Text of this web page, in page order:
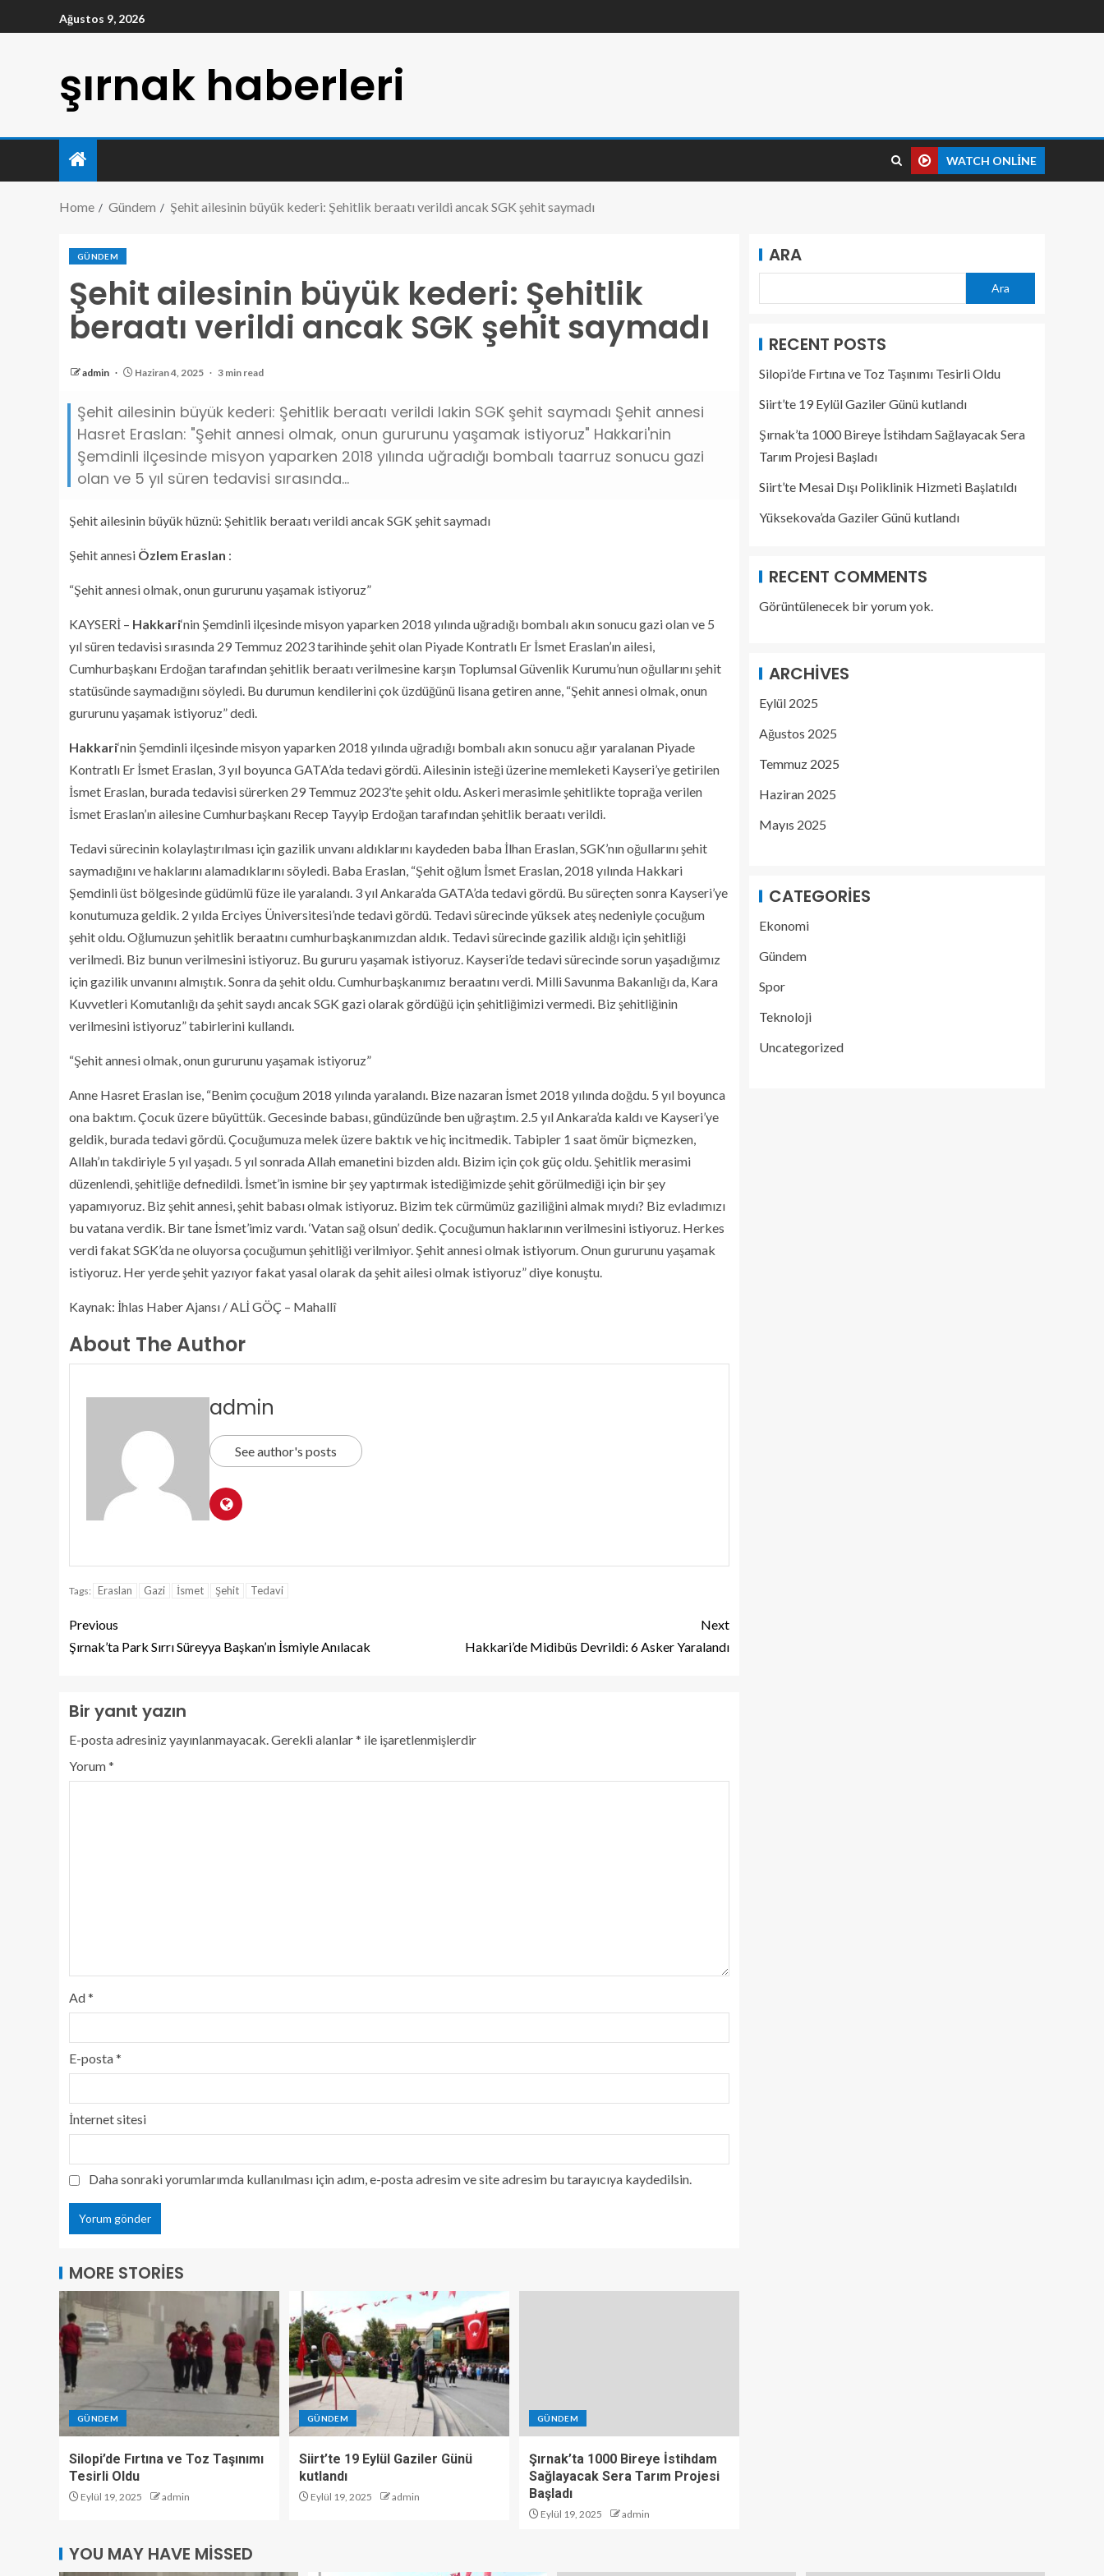
Ağustos 9, 2026
şırnak haberleri
WATCH ONLINE
Home Gündem Şehit ailesinin büyük kederi: Şehitlik beraatı verildi ancak SGK şehit saymadı
GÜNDEM
Şehit ailesinin büyük kederi: Şehitlik
beraatı verildi ancak SGK şehit saymadı
admin Haziran 4, 2025 3 min read
Şehit ailesinin büyük kederi: Şehitlik beraatı verildi lakin SGK şehit saymadı Şehit annesi
Hasret Eraslan: "Şehit annesi olmak, onun gururunu yaşamak istiyoruz" Hakkari'nin
Şemdinli ilçesinde misyon yaparken 2018 yılında uğradığı bombalı taarruz sonucu gazi
olan ve 5 yıl süren tedavisi sırasında...
Şehit ailesinin büyük hüznü: Şehitlik beraatı verildi ancak SGK şehit saymadı
Şehit annesi Özlem Eraslan :
“Şehit annesi olmak, onun gururunu yaşamak istiyoruz”
KAYSERİ – Hakkari‘nin Şemdinli ilçesinde misyon yaparken 2018 yılında uğradığı bombalı akın sonucu gazi olan ve 5
yıl süren tedavisi sırasında 29 Temmuz 2023 tarihinde şehit olan Piyade Kontratlı Er İsmet Eraslan’ın ailesi,
Cumhurbaşkanı Erdoğan tarafından şehitlik beraatı verilmesine karşın Toplumsal Güvenlik Kurumu’nun oğullarını şehit
statüsünde saymadığını söyledi. Bu durumun kendilerini çok üzdüğünü lisana getiren anne, “Şehit annesi olmak, onun
gururunu yaşamak istiyoruz” dedi.
Hakkari‘nin Şemdinli ilçesinde misyon yaparken 2018 yılında uğradığı bombalı akın sonucu ağır yaralanan Piyade
Kontratlı Er İsmet Eraslan, 3 yıl boyunca GATA’da tedavi gördü. Ailesinin isteği üzerine memleketi Kayseri’ye getirilen
İsmet Eraslan, burada tedavisi sürerken 29 Temmuz 2023’te şehit oldu. Askeri merasimle şehitlikte toprağa verilen
İsmet Eraslan’ın ailesine Cumhurbaşkanı Recep Tayyip Erdoğan tarafından şehitlik beraatı verildi.
Tedavi sürecinin kolaylaştırılması için gazilik unvanı aldıklarını kaydeden baba İlhan Eraslan, SGK’nın oğullarını şehit
saymadığını ve haklarını alamadıklarını söyledi. Baba Eraslan, “Şehit oğlum İsmet Eraslan, 2018 yılında Hakkari
Şemdinli üst bölgesinde güdümlü füze ile yaralandı. 3 yıl Ankara’da GATA’da tedavi gördü. Bu süreçten sonra Kayseri’ye
konutumuza geldik. 2 yılda Erciyes Üniversitesi’nde tedavi gördü. Tedavi sürecinde yüksek ateş nedeniyle çocuğum
şehit oldu. Oğlumuzun şehitlik beraatını cumhurbaşkanımızdan aldık. Tedavi sürecinde gazilik aldığı için şehitliği
verilmedi. Biz bunun verilmesini istiyoruz. Bu gururu yaşamak istiyoruz. Kayseri’de tedavi sürecinde sorun yaşadığımız
için gazilik unvanını almıştık. Sonra da şehit oldu. Cumhurbaşkanımız beraatını verdi. Milli Savunma Bakanlığı da, Kara
Kuvvetleri Komutanlığı da şehit saydı ancak SGK gazi olarak gördüğü için şehitliğimizi vermedi. Biz şehitliğinin
verilmesini istiyoruz” tabirlerini kullandı.
“Şehit annesi olmak, onun gururunu yaşamak istiyoruz”
Anne Hasret Eraslan ise, “Benim çocuğum 2018 yılında yaralandı. Bize nazaran İsmet 2018 yılında doğdu. 5 yıl boyunca
ona baktım. Çocuk üzere büyüttük. Gecesinde babası, gündüzünde ben uğraştım. 2.5 yıl Ankara’da kaldı ve Kayseri’ye
geldik, burada tedavi gördü. Çocuğumuza melek üzere baktık ve hiç incitmedik. Tabipler 1 saat ömür biçmezken,
Allah’ın takdiriyle 5 yıl yaşadı. 5 yıl sonrada Allah emanetini bizden aldı. Bizim için çok güç oldu. Şehitlik merasimi
düzenlendi, şehitliğe defnedildi. İsmet’in ismine bir şey yaptırmak istediğimizde şehit görülmediği için bir şey
yapamıyoruz. Biz şehit annesi, şehit babası olmak istiyoruz. Bizim tek cürmümüz gaziliğini almak mıydı? Biz evladımızı
bu vatana verdik. Bir tane İsmet’imiz vardı. ‘Vatan sağ olsun’ dedik. Çocuğumun haklarının verilmesini istiyoruz. Herkes
verdi fakat SGK’da ne oluyorsa çocuğumun şehitliği verilmiyor. Şehit annesi olmak istiyorum. Onun gururunu yaşamak
istiyoruz. Her yerde şehit yazıyor fakat yasal olarak da şehit ailesi olmak istiyoruz” diye konuştu.
Kaynak: İhlas Haber Ajansı / ALİ GÖÇ – Mahallî
About The Author
admin
See author's posts
Tags: Eraslan Gazi İsmet Şehit Tedavi
Previous
Şırnak’ta Park Sırrı Süreyya Başkan’ın İsmiyle Anılacak
Next
Hakkari’de Midibüs Devrildi: 6 Asker Yaralandı
Bir yanıt yazın
E-posta adresiniz yayınlanmayacak.Gerekli alanlar* ile işaretlenmişlerdir
Yorum*
Ad*
E-posta*
İnternet sitesi
Daha sonraki yorumlarımda kullanılması için adım, e-posta adresim ve site adresim bu tarayıcıya kaydedilsin.
MORE STORIES
GÜNDEM
Silopi’de Fırtına ve Toz Taşınımı
Tesirli Oldu
Eylül 19, 2025 admin
GÜNDEM
Siirt’te 19 Eylül Gaziler Günü
kutlandı
Eylül 19, 2025 admin
GÜNDEM
Şırnak’ta 1000 Bireye İstihdam
Sağlayacak Sera Tarım Projesi
Başladı
Eylül 19, 2025 admin
ARA
Ara
RECENT POSTS
Silopi’de Fırtına ve Toz Taşınımı Tesirli Oldu
Siirt’te 19 Eylül Gaziler Günü kutlandı
Şırnak’ta 1000 Bireye İstihdam Sağlayacak Sera
Tarım Projesi Başladı
Siirt’te Mesai Dışı Poliklinik Hizmeti Başlatıldı
Yüksekova’da Gaziler Günü kutlandı
RECENT COMMENTS
Görüntülenecek bir yorum yok.
ARCHIVES
Eylül 2025
Ağustos 2025
Temmuz 2025
Haziran 2025
Mayıs 2025
CATEGORIES
Ekonomi
Gündem
Spor
Teknoloji
Uncategorized
YOU MAY HAVE MISSED